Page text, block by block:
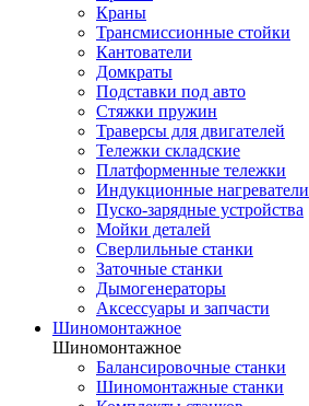
Краны
Трансмиссионные стойки
Кантователи
Домкраты
Подставки под авто
Стяжки пружин
Траверсы для двигателей
Тележки складские
Платформенные тележки
Индукционные нагреватели
Пуско-зарядные устройства
Мойки деталей
Сверлильные станки
Заточные станки
Дымогенераторы
Аксессуары и запчасти
Шиномонтажное
Шиномонтажное
Балансировочные станки
Шиномонтажные станки